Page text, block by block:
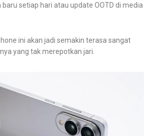
setiap hari atau update OOTD di media
ini akan jadi semakin terasa sangat
yang tak merepotkan jari.